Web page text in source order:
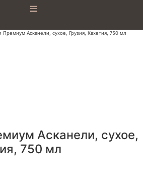
Премиум Асканели, сухое, Грузия, Кахетия, 750 мл
Асканели, сухое,
750 мл